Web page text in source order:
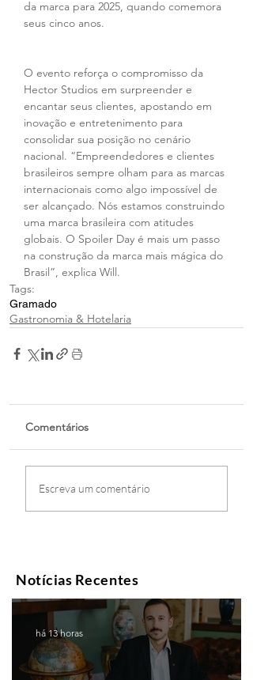
da marca para 2025, quando comemora
seus cinco anos.
O evento reforça o compromisso da
Hector Studios em surpreender e
encantar seus clientes, apostando em
inovação e entretenimento para
consolidar sua posição no cenário
nacional. “Empreendedores e clientes
brasileiros sempre olham para as marcas
internacionais como algo impossível de
ser alcançado. Nós estamos construindo
uma marca brasileira com atitudes
globais. O Spoiler Day é mais um passo
na construção da marca mais mágica do
Brasil”, explica Will.
Tags:
Gramado
Gastronomia & Hotelaria
Comentários
Escreva um comentário
Notícias Recentes
há 13 horas